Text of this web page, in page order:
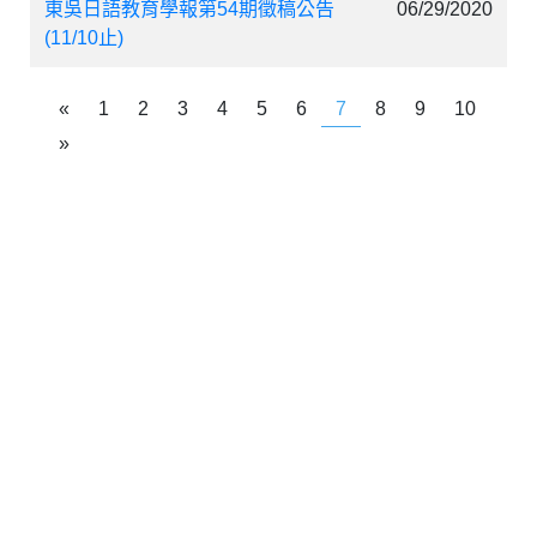
東吳日語教育學報第54期徵稿公告
(11/10止)
06/29/2020
« 1 2 3 4 5 6 7 8 9
10
»